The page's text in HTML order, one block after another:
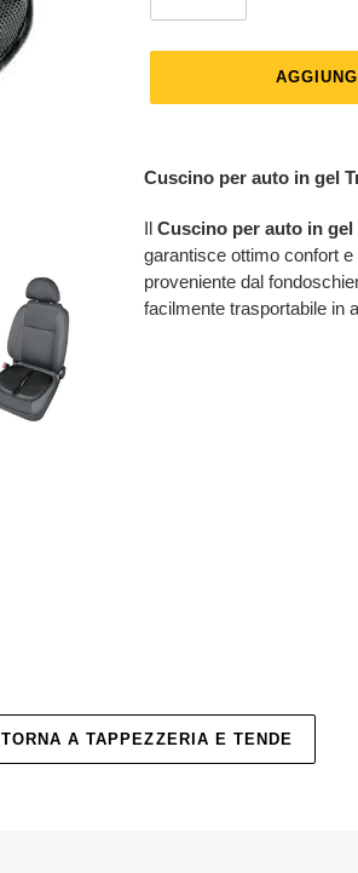
del
nel
carrello
Cuscino per auto in gel
Il Cuscino per auto in gel
garantisce ottimo confort
proveniente dal
facilmente trasportabile in
TORNA A TAPPEZZERIA E TENDE